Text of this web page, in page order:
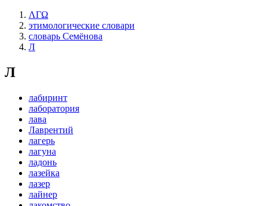
ΛΓΩ
этимологические словари
словарь Семёнова
Л
Л
лабиринт
лаборатория
лава
Лаврентий
лагерь
лагуна
ладонь
лазейка
лазер
лайнер